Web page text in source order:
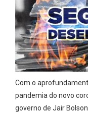
Com o
pandemia do novo
governo de Jair